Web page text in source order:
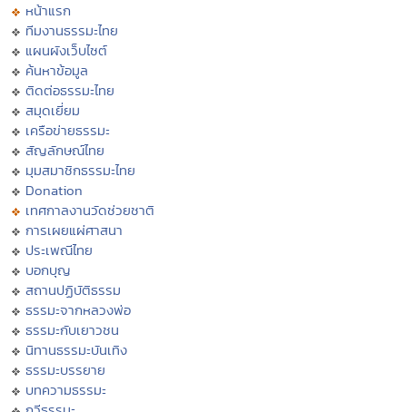
หน้าแรก
ทีมงานธรรมะไทย
แผนผังเว็บไซต์
ค้นหาข้อมูล
ติดต่อธรรมะไทย
สมุดเยี่ยม
เครือข่ายธรรมะ
สัญลักษณ์ไทย
มุมสมาชิกธรรมะไทย
Donation
เทศกาลงานวัดช่วยชาติ
การเผยแผ่ศาสนา
ประเพณีไทย
บอกบุญ
สถานปฏิบัติธรรม
ธรรมะจากหลวงพ่อ
ธรรมะกับเยาวชน
นิทานธรรมะบันเทิง
ธรรมะบรรยาย
บทความธรรมะ